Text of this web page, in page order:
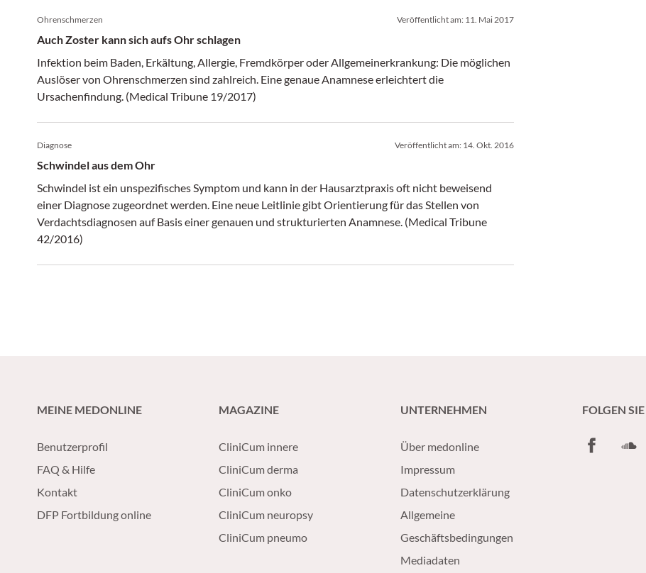
Ohrenschmerzen Veröffentlicht am: 11. Mai 2017
Auch Zoster kann sich aufs Ohr schlagen
Infektion beim Baden, Erkältung, Allergie, Fremdkörper oder Allgemeinerkrankung: Die möglichen
Auslöser von Ohrenschmerzen sind zahlreich. Eine genaue Anamnese erleichtert die
Ursachenfindung. (Medical Tribune 19/2017)
Diagnose Veröffentlicht am: 14. Okt. 2016
Schwindel aus dem Ohr
Schwindel ist ein unspezifisches Symptom und kann in der Hausarztpraxis oft nicht beweisend
einer Diagnose zugeordnet werden. Eine neue Leitlinie gibt Orientierung für das Stellen von
Verdachtsdiagnosen auf Basis einer genauen und strukturierten Anamnese. (Medical Tribune
42/2016)
MEINE MEDONLINE
Benutzerprofil
FAQ & Hilfe
Kontakt
DFP Fortbildung online
MAGAZINE
CliniCum innere
CliniCum derma
CliniCum onko
CliniCum neuropsy
CliniCum pneumo
UNTERNEHMEN
Über medonline
Impressum
Datenschutzerklärung
Allgemeine
Geschäftsbedingungen
Mediadaten
FOLGEN
Facebook